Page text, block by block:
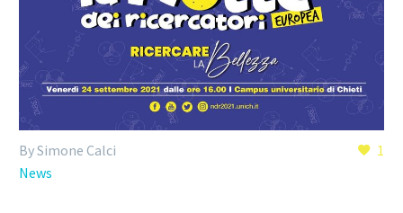
1
By Simone Calci
News